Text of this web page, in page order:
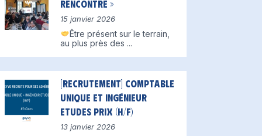
Rencontre »
15 janvier 2026
Être présent sur le terrain,
au plus près des ...
[Recrutement] Comptable
unique et Ingénieur
Etudes Prix (H/F)
13 janvier 2026